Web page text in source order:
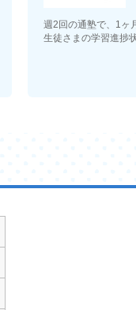
週2回の通塾で、1ヶ
生徒さまの学習進捗